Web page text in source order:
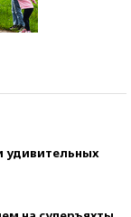
удивительных